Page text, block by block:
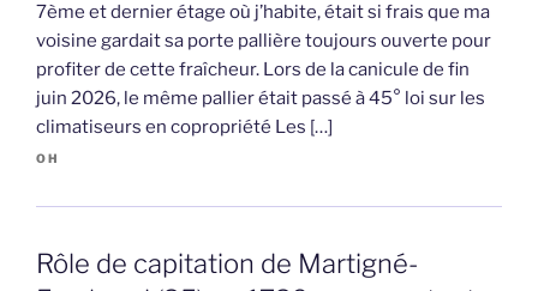
7ème et dernier étage où j’habite, était si frais que ma
voisine gardait sa porte pallière toujours ouverte pour
profiter de cette fraîcheur. Lors de la canicule de fin
juin 2026, le même pallier était passé à 45° loi sur les
climatiseurs en copropriété Les […]
OH
Rôle de capitation de Martigné-